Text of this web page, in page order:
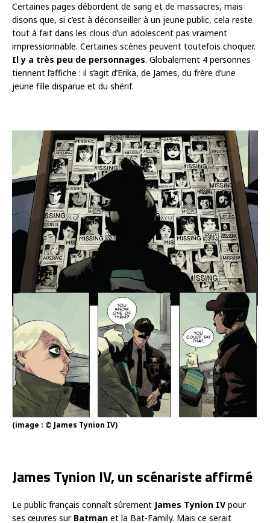
Certaines pages débordent de sang et de massacres, mais
disons que, si c’est à déconseiller à un jeune public, cela reste
tout à fait dans les clous d’un adolescent pas vraiment
impressionnable. Certaines scènes peuvent toutefois choquer.
Il y a très peu de personnages. Globalement 4 personnes
tiennent l’affiche : il s’agit d’Erika, de James, du frère d’une
jeune fille disparue et du shérif.
(image : © James Tynion IV)
James Tynion IV, un scénariste affirmé
Le public français connaît sûrement James Tynion IV pour
ses œuvres sur Batman et la Bat-Family. Mais ce serait